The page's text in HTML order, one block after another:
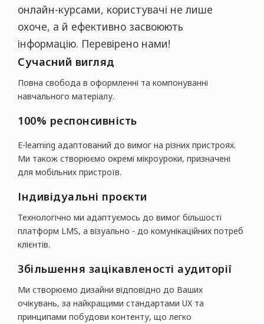
Соціальні мережі
онлайн-курсами, користувачі не лише
охоче, а й ефективно засвоюють
інформацію. Перевірено нами!
Cучасний вигляд
Повна свобода в оформленні та компонуванні
навчального матеріалу.
100% респонсивність
E-learning адаптований до вимог на різних пристроях.
Ми також створюємо окремі мікроуроки, призначені
для мобільних пристроїв.
Індивідуальні проєкти
Технологічно ми адаптуємось до вимог більшості
платформ LMS, а візуально - до комунікаційних потреб
клієнтів.
Збільшення зацікавленості аудиторії
Ми створюємо дизайни відповідно до Ваших
очікувань, за найкращими стандартами UX та
принципами побудови контенту, що легко